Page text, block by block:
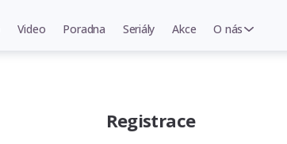
Video Poradna Seriály Akce O nás
Registrace